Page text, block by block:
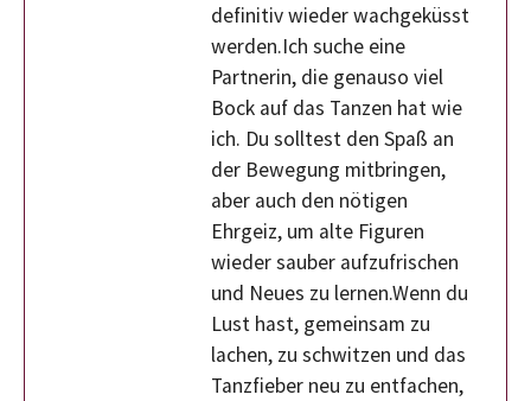
definitiv wieder wachgeküsst
werden.Ich suche eine
Partnerin, die genauso viel
Bock auf das Tanzen hat wie
ich. Du solltest den Spaß an
der Bewegung mitbringen,
aber auch den nötigen
Ehrgeiz, um alte Figuren
wieder sauber aufzufrischen
und Neues zu lernen.Wenn du
Lust hast, gemeinsam zu
lachen, zu schwitzen und das
Tanzfieber neu zu entfachen,